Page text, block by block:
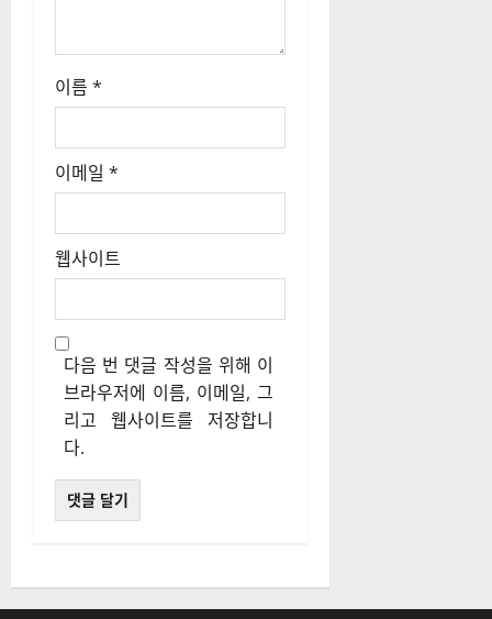
이름 *
이메일 *
웹사이트
다음 번 댓글 작성을 위해 이
브라우저에 이름, 이메일, 그
리고 웹사이트를 저장합니
다.